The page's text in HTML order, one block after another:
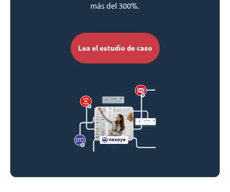
más del 300%.
Lea el estudio de caso